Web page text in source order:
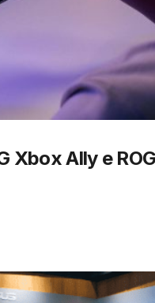
Xbox Ally e ROG